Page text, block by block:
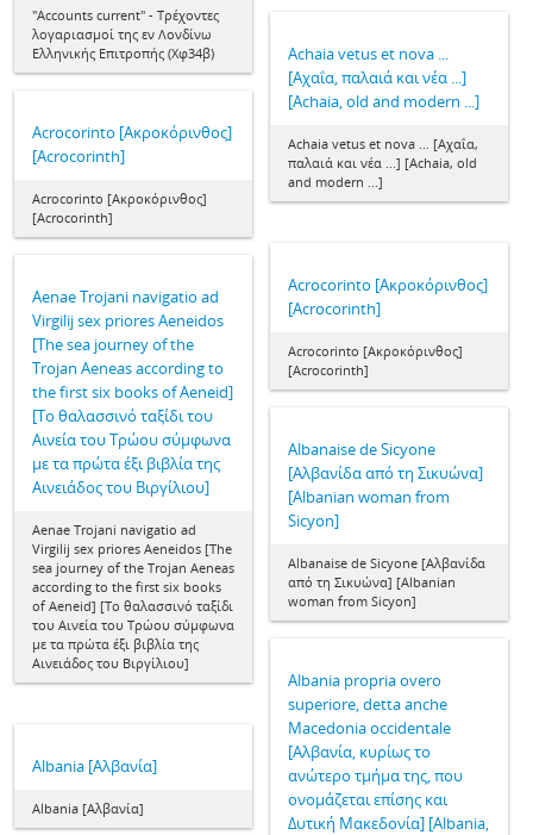
"Accounts current" - Τρέχοντες
λογαριασμοί της εν Λονδίνω
Ελληνικής Επιτροπής (Χφ34β)
Achaia vetus et nova ...
[Αχαΐα, παλαιά και νέα ...]
[Achaia, old and modern ...]
Achaia vetus et nova ... [Αχαΐα,
παλαιά και νέα ...] [Achaia, old
and modern ...]
Acrocorinto [Ακροκόρινθος]
[Acrocorinth]
Acrocorinto [Ακροκόρινθος]
[Acrocorinth]
Acrocorinto [Ακροκόρινθος]
[Acrocorinth]
Acrocorinto [Ακροκόρινθος]
[Acrocorinth]
Aenae Trojani navigatio ad
Virgilij sex priores Aeneidos
[The sea journey of the
Trojan Aeneas according to
the first six books of Aeneid]
[To θαλασσινό ταξίδι του
Αινεία του Τρώου σύμφωνα
με τα πρώτα έξι βιβλία της
Αινειάδος του Βιργίλιου]
Aenae Trojani navigatio ad
Virgilij sex priores Aeneidos [The
sea journey of the Trojan Aeneas
according to the first six books
of Aeneid] [To θαλασσινό ταξίδι
του Αινεία του Τρώου σύμφωνα
με τα πρώτα έξι βιβλία της
Αινειάδος του Βιργίλιου]
Albanaise de Sicyone
[Αλβανίδα από τη Σικυώνα]
[Albanian woman from
Sicyon]
Albanaise de Sicyone [Αλβανίδα
από τη Σικυώνα] [Albanian
woman from Sicyon]
Albania propria overo
superiore, detta anche
Macedonia occidentale
[Αλβανία, κυρίως το
ανώτερο τμήμα της, που
ονομάζεται επίσης και
Δυτική Μακεδονία] [Albania,
Albania [Αλβανία]
Albania [Αλβανία]